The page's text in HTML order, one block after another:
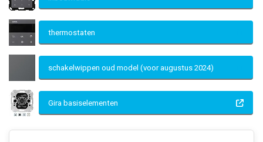
thermostaten
schakelwippen oud model (voor augustus 2024)
Gira basiselementen